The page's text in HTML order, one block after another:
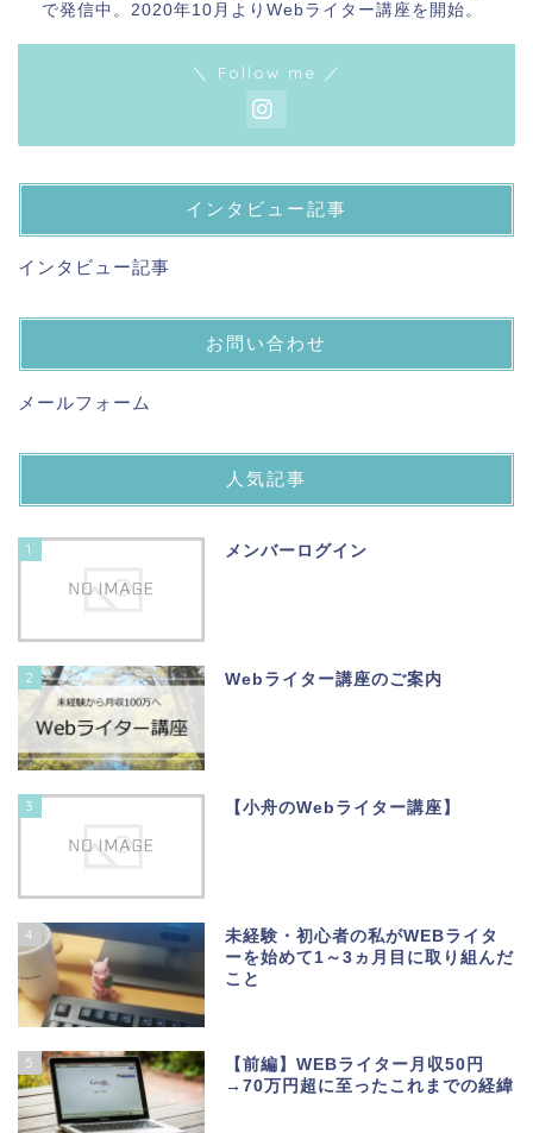
で発信中。2020年10月よりWebライター講座を開始。
＼ Follow me ／
インタビュー記事
インタビュー記事
お問い合わせ
メールフォーム
人気記事
1 メンバーログイン
2 Webライター講座のご案内
3 【小舟のWebライター講座】
4
未経験・初心者の私がWEBライタ
ーを始めて1～3ヵ月目に取り組んだ
こと
5
【前編】WEBライター月収50円
→70万円超に至ったこれまでの経緯